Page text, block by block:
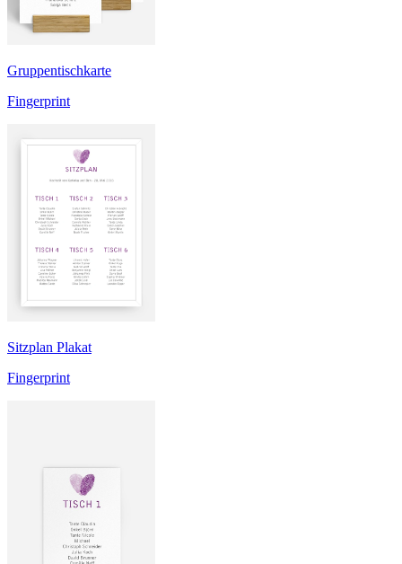
Gruppentischkarte
Fingerprint
Sitzplan Plakat
Fingerprint